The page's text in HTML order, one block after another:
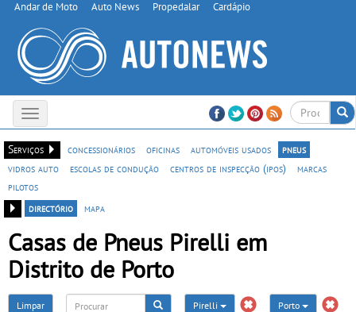
Andar de Moto Auto News Propedalar Cardápio
Toggle
navigation
Serviços
concessionários oficinas automóveis usados
pneus
vidros auto
escolas de condução centros de inspecção (ipos)
marcas
pilotos
directório
mapa
Casas de Pneus Pirelli em
Distrito de Porto
Limpar Pirelli Porto